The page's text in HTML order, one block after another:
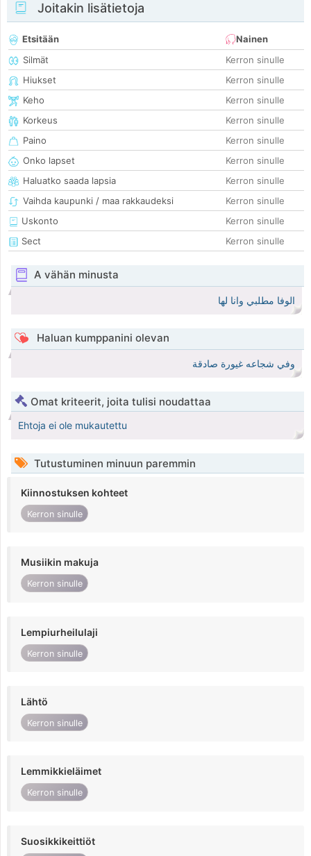
Joitakin lisätietoja
Etsitään
Nainen
Silmät
Kerron sinulle
Hiukset
Kerron sinulle
Keho
Kerron sinulle
Korkeus
Kerron sinulle
Paino
Kerron sinulle
Onko lapset
Kerron sinulle
Haluatko saada lapsia
Kerron sinulle
Vaihda kaupunki / maa rakkaudeksi
Kerron sinulle
Uskonto
Kerron sinulle
Sect
Kerron sinulle
A vähän minusta
الوفا مطلبي وانا لها
Haluan kumppanini olevan
وفي شجاعه غيورة صادقة
Omat kriteerit, joita tulisi noudattaa
Ehtoja ei ole mukautettu
Tutustuminen minuun paremmin
Kiinnostuksen kohteet
Kerron sinulle
Musiikin makuja
Kerron sinulle
Lempiurheilulaji
Kerron sinulle
Lähtö
Kerron sinulle
Lemmikkieläimet
Kerron sinulle
Suosikkikeittiöt